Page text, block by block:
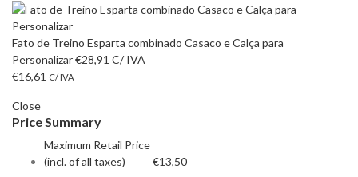
Fato de Treino Esparta combinado Casaco e Calça para
Personalizar€28,91 C/ IVA
€16,61 C/ IVA
Close
Price Summary
Maximum Retail Price
(incl. of all taxes)
€13,50